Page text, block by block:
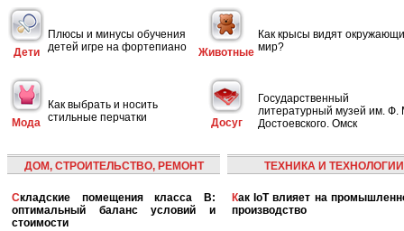
Дети
Плюсы и минусы обучения
детей игре на фортепиано
Животные
Как крысы видят
мир?
Мода
Как выбрать и носить
стильные перчатки
Досуг
Государственный
литературный музей им. Ф.
Достоевского. Омск
ДОМ, СТРОИТЕЛЬСТВО, РЕМОНТ
Складские помещения класса B:
оптимальный баланс условий и
стоимости
ТЕХНИКА И ТЕХНОЛОГИИ
Как IoT влияет на промышленность и
производство